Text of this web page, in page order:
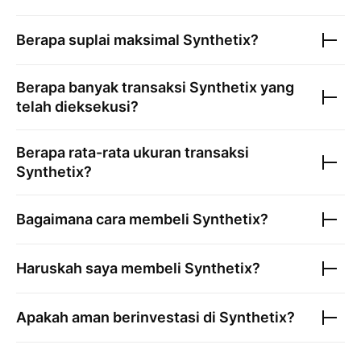
Berapa suplai maksimal Synthetix?
Berapa banyak transaksi Synthetixyang
telah dieksekusi?
Berapa rata-rata ukuran transaksi
Synthetix?
Bagaimana cara membeli Synthetix?
Haruskah saya membeli Synthetix?
Apakah aman berinvestasi di Synthetix?